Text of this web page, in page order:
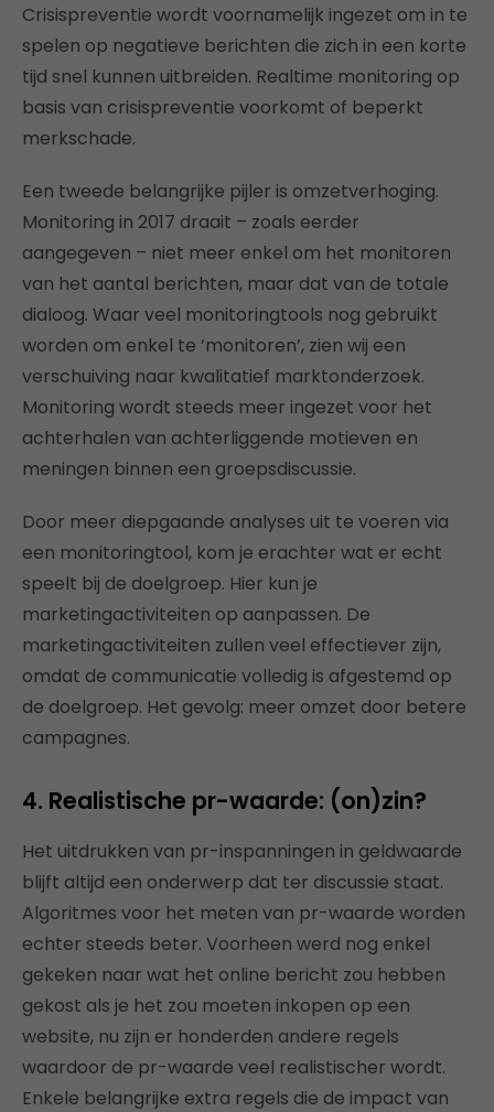
Crisispreventie wordt voornamelijk ingezet om in te
spelen op negatieve berichten die zich in een korte
tijd snel kunnen uitbreiden. Realtime monitoring op
basis van crisispreventie voorkomt of beperkt
merkschade.
Een tweede belangrijke pijler is omzetverhoging.
Monitoring in 2017 draait – zoals eerder
aangegeven – niet meer enkel om het monitoren
van het aantal berichten, maar dat van de totale
dialoog. Waar veel monitoringtools nog gebruikt
worden om enkel te ‘monitoren’, zien wij een
verschuiving naar kwalitatief marktonderzoek.
Monitoring wordt steeds meer ingezet voor het
achterhalen van achterliggende motieven en
meningen binnen een groepsdiscussie.
Door meer diepgaande analyses uit te voeren via
een monitoringtool, kom je erachter wat er echt
speelt bij de doelgroep. Hier kun je
marketingactiviteiten op aanpassen. De
marketingactiviteiten zullen veel effectiever zijn,
omdat de communicatie volledig is afgestemd op
de doelgroep. Het gevolg: meer omzet door betere
campagnes.
4. Realistische pr-waarde: (on)zin?
Het uitdrukken van pr-inspanningen in geldwaarde
blijft altijd een onderwerp dat ter discussie staat.
Algoritmes voor het meten van pr-waarde worden
echter steeds beter. Voorheen werd nog enkel
gekeken naar wat het online bericht zou hebben
gekost als je het zou moeten inkopen op een
website, nu zijn er honderden andere regels
waardoor de pr-waarde veel realistischer wordt.
Enkele belangrijke extra regels die de impact van